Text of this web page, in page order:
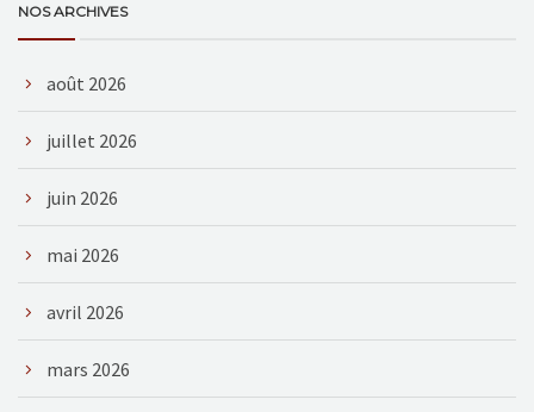
NOS ARCHIVES
août 2026
juillet 2026
juin 2026
mai 2026
avril 2026
mars 2026